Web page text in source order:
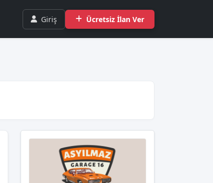
Giriş Ücretsiz İlan Ver